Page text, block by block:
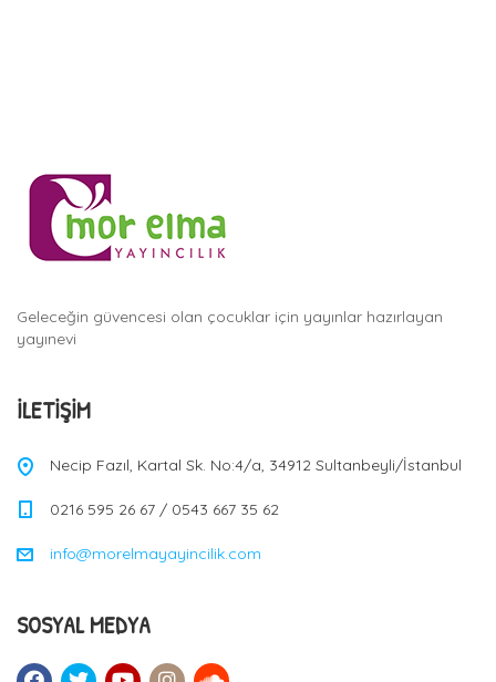
Geleceğin güvencesi olan çocuklar için yayınlar hazırlayan
yayınevi
İLETIŞIM
Necip Fazıl, Kartal Sk. No:4/a, 34912 Sultanbeyli/İstanbul
0216 595 26 67 / 0543 667 35 62
info@morelmayayincilik.com
SOSYAL MEDYA